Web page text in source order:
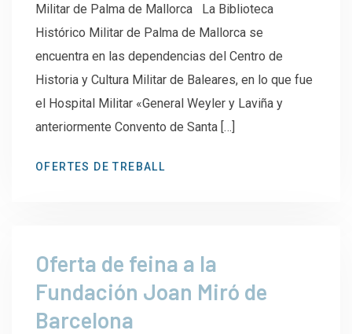
Militar de Palma de Mallorca La Biblioteca
Histórico Militar de Palma de Mallorca se
encuentra en las dependencias del Centro de
Historia y Cultura Militar de Baleares, en lo que fue
el Hospital Militar «General Weyler y Laviña y
anteriormente Convento de Santa […]
OFERTES DE TREBALL
Oferta de feina a la
Fundación Joan Miró de
Barcelona